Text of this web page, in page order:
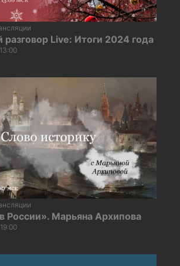
Live: Итоги 2024 года
России». Марьяна Архипова